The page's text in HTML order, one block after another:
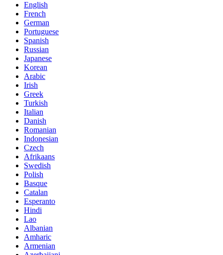
English
French
German
Portuguese
Spanish
Russian
Japanese
Korean
Arabic
Irish
Greek
Turkish
Italian
Danish
Romanian
Indonesian
Czech
Afrikaans
Swedish
Polish
Basque
Catalan
Esperanto
Hindi
Lao
Albanian
Amharic
Armenian